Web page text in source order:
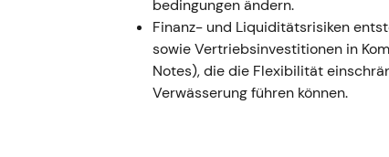
26./27.05.2026 — Q3 GJ2026:
historischer Kurseinbruch- Ergebnis:
Wachstum positiv (ARR +25 %),
Wachstumsausblick (~16–17 %),
Veränderungen, und der Abgang
bedingungen ändern.
Finanz- und Liquiditätsrisiken
sowie Vertriebsinvestitionen in
Notes), die die Flexibilität
Verwässerung führen können.